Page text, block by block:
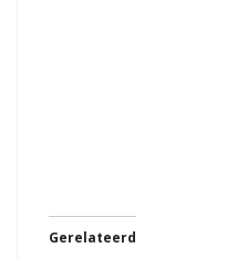
Gerelateerd